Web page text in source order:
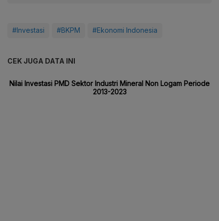
#Investasi #BKPM #Ekonomi Indonesia
CEK JUGA DATA INI